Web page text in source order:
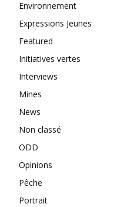
Environnement
Expressions Jeunes
Featured
Initiatives vertes
Interviews
Mines
News
Non classé
ODD
Opinions
Pêche
Portrait